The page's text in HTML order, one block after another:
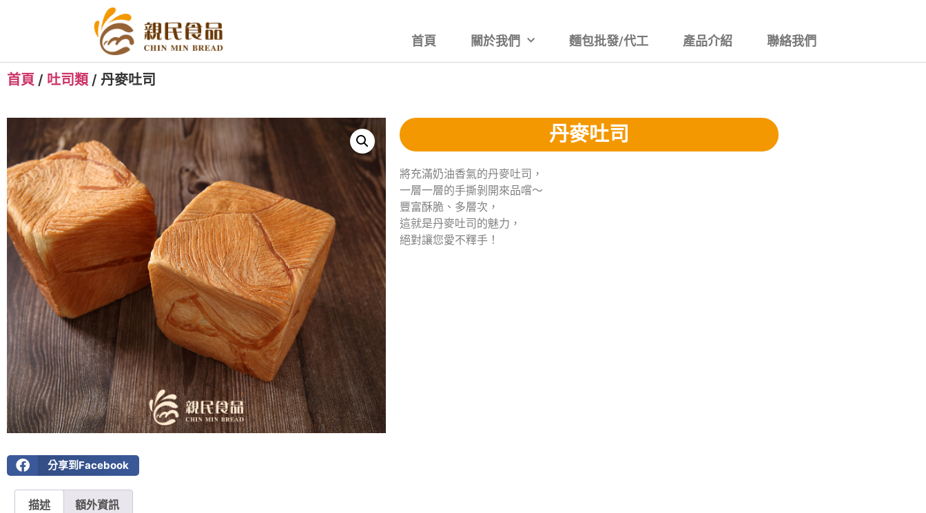
首頁 關於我們 麵包批發/代工 產品介紹 聯絡我們
首頁 / 吐司類 / 丹麥吐司
分享到Facebook
丹麥吐司
將充滿奶油香氣的丹麥吐司，
一層一層的手撕剝開來品嚐～
豐富酥脆、多層次，
這就是丹麥吐司的魅力，
絕對讓您愛不釋手！
描述 額外資訊